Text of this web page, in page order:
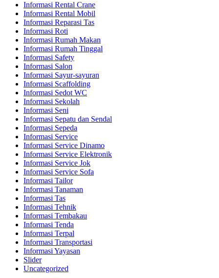
Informasi Rental Crane
Informasi Rental Mobil
Informasi Reparasi Tas
Informasi Roti
Informasi Rumah Makan
Informasi Rumah Tinggal
Informasi Safety
Informasi Salon
Informasi Sayur-sayuran
Informasi Scaffolding
Informasi Sedot WC
Informasi Sekolah
Informasi Seni
Informasi Sepatu dan Sendal
Informasi Sepeda
Informasi Service
Informasi Service Dinamo
Informasi Service Elektronik
Informasi Service Jok
Informasi Service Sofa
Informasi Tailor
Informasi Tanaman
Informasi Tas
Informasi Tehnik
Informasi Tembakau
Informasi Tenda
Informasi Terpal
Informasi Transportasi
Informasi Yayasan
Slider
Uncategorized